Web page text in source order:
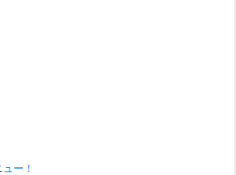
ー！